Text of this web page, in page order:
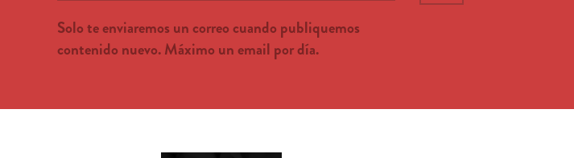
Solo te enviaremos un correo cuando publiquemos
contenido nuevo. Máximo un email por día.